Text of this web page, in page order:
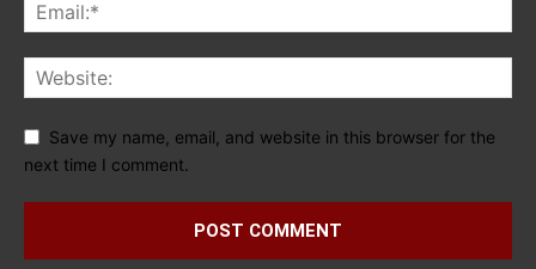
Save my name, email, and website in this browser for the
next time I comment.